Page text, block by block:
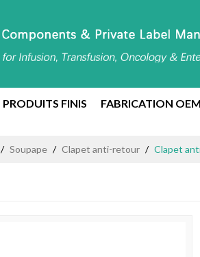
PRODUITS FINIS FABRICATION OEM
/ Soupape / Clapet anti-retour / Clapet